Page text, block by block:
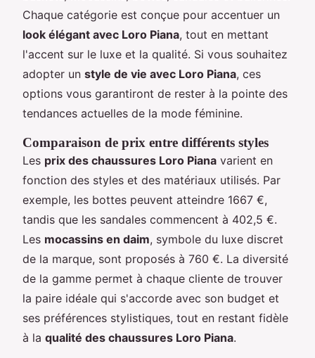
Chaque catégorie est conçue pour accentuer un
look élégant avec Loro Piana, tout en mettant
l'accent sur le luxe et la qualité. Si vous souhaitez
adopter un style de vie avec Loro Piana, ces
options vous garantiront de rester à la pointe des
tendances actuelles de la mode féminine.
Comparaison de prix entre différents styles
Les prix des chaussures Loro Piana varient en
fonction des styles et des matériaux utilisés. Par
exemple, les bottes peuvent atteindre 1667 €,
tandis que les sandales commencent à 402,5 €.
Les mocassins en daim, symbole du luxe discret
de la marque, sont proposés à 760 €. La diversité
de la gamme permet à chaque cliente de trouver
la paire idéale qui s'accorde avec son budget et
ses préférences stylistiques, tout en restant fidèle
à la qualité des chaussures Loro Piana.